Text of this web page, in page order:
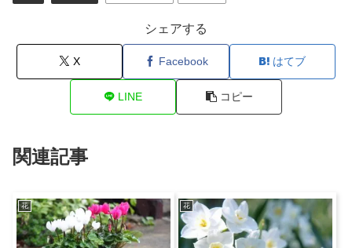
シェアする
X Facebook はてブ
LINE コピー
関連記事
花 花